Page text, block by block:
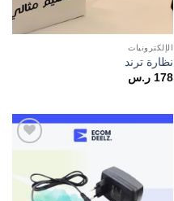
الإلكترونيات
نظارة ترند
178 ر.س